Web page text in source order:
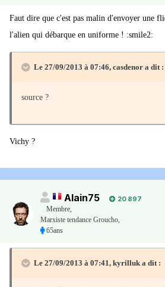
Faut dire que c'est pas malin d'envoyer une
l'alien qui débarque en uniforme ! :smile2:
Le 27/09/2013 à 07:46, casdenor a dit :
source ?
Vichy ?
Alain75
20 897
Membre,
Marxiste tendance Groucho,
65ans
Le 27/09/2013 à 07:41, kyrilluk a dit :